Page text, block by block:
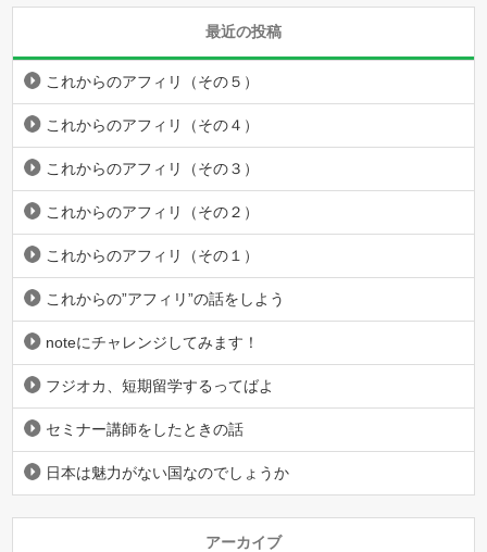
最近の投稿
これからのアフィリ（その５）
これからのアフィリ（その４）
これからのアフィリ（その３）
これからのアフィリ（その２）
これからのアフィリ（その１）
これからの”アフィリ”の話をしよう
noteにチャレンジしてみます！
フジオカ、短期留学するってばよ
セミナー講師をしたときの話
日本は魅力がない国なのでしょうか
アーカイブ